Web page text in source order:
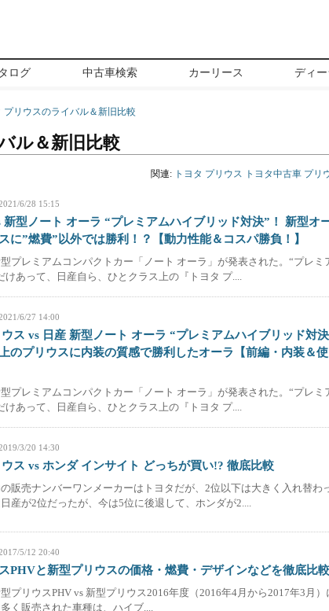
ログ 中古車検索 カーリース ディ
プリウスのライバル＆新旧比較
ル＆新旧比較
関連: トヨタ プリウス トヨタ中古車 プリ
6/28 15:15
新型ノート オーラ “プレミアムハイブリッド対決”！ 新型オ
に”燃費”以外では勝利！？【動力性能＆コスパ勝負！】
プレミアムコンパクトカー「ノート オーラ」が発表された。“プレミ
けあって、日産自ら、ひとクラス上の『トヨタ プ....
6/27 14:00
ウス vs 日産 新型ノート オーラ “プレミアムハイブリッド対決
のプリウスに内装の質感で勝利したオーラ【前編・内装＆
プレミアムコンパクトカー「ノート オーラ」が発表された。“プレミ
けあって、日産自ら、ひとクラス上の『トヨタ プ....
3/20 14:30
ウス vs ホンダ インサイト どっちが買い!? 徹底比較
販売ナンバーワンメーカーはトヨタだが、2位以下は大きく入れ替わ
産が2位だったが、今は5位に後退して、ホンダが2....
5/12 20:40
PHVと新型プリウスの価格・燃費・デザインなどを徹底比較
プリウスPHV vs 新型プリウス2016年度（2016年4月から2017年3月）
く販売された車種は、ハイブ....